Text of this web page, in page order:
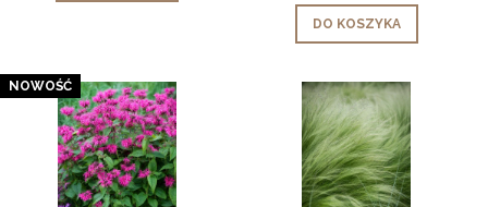
DO KOSZYKA
NOWOŚĆ